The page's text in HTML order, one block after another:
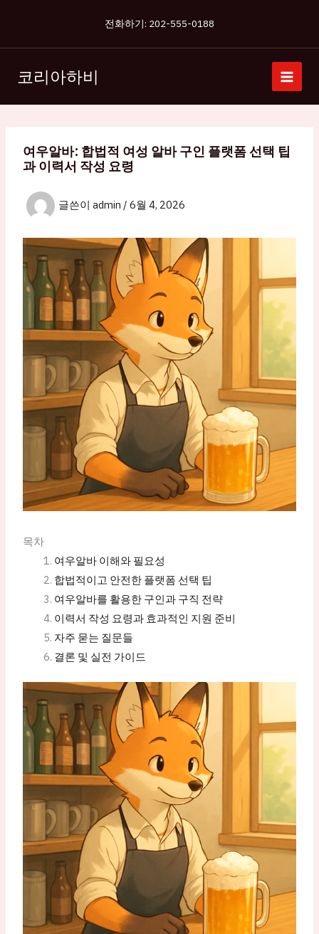
츠
너
전화하기: 202-555-0188
코리아하비
여우알바: 합법적 여성 알바 구인 플랫폼 선택 팁
과 이력서 작성 요령
글쓴이 admin / 6월 4, 2026
목차
여우알바 이해와 필요성
합법적이고 안전한 플랫폼 선택 팁
여우알바를 활용한 구인과 구직 전략
이력서 작성 요령과 효과적인 지원 준비
자주 묻는 질문들
결론 및 실전 가이드